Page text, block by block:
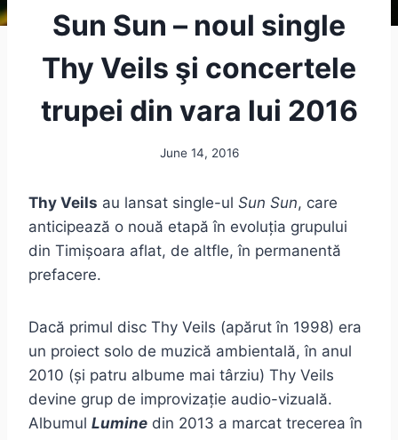
Sun Sun – noul single
Thy Veils şi concertele
trupei din vara lui 2016
June 14, 2016
Thy Veils au lansat single-ul Sun Sun, care
anticipează o nouă etapă în evoluția grupului
din Timișoara aflat, de altfle, în permanentă
prefacere.
Dacă primul disc Thy Veils (apărut în 1998) era
un proiect solo de muzică ambientală, în anul
2010 (și patru albume mai târziu) Thy Veils
devine grup de improvizație audio-vizuală.
Albumul Lumine din 2013 a marcat trecerea în